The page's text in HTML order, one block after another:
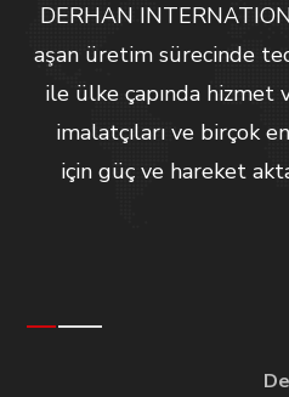
DERHAN
aşan üretim sürecinde
ile ülke çapında hizmet
imalatçıları ve birçok
için güç ve hareket